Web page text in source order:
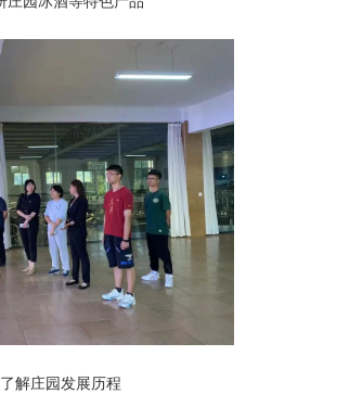
解庄园发展历程